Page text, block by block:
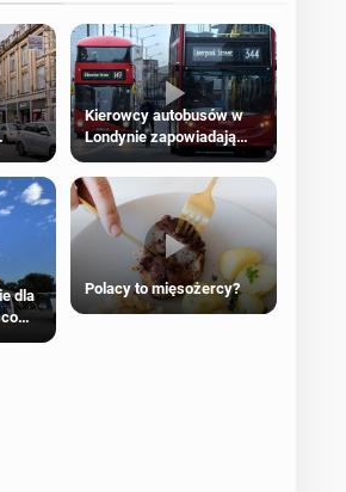
Kierowcy autobusów w
Londynie zapowiadają
strajki
dla
Polacy to mięsożercy?